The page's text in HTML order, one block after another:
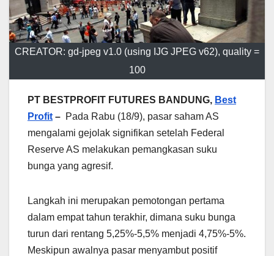
CREATOR: gd-jpeg v1.0 (using IJG JPEG v62), quality =
100
PT BESTPROFIT FUTURES BANDUNG, Best
Profit – Pada Rabu (18/9), pasar saham AS
mengalami gejolak signifikan setelah Federal
Reserve AS melakukan pemangkasan suku
bunga yang agresif.
Langkah ini merupakan pemotongan pertama
dalam empat tahun terakhir, dimana suku bunga
turun dari rentang 5,25%-5,5% menjadi 4,75%-5%.
Meskipun awalnya pasar menyambut positif